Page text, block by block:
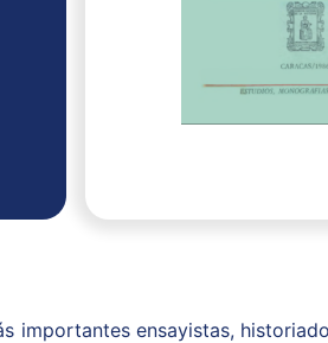
importantes ensayistas,